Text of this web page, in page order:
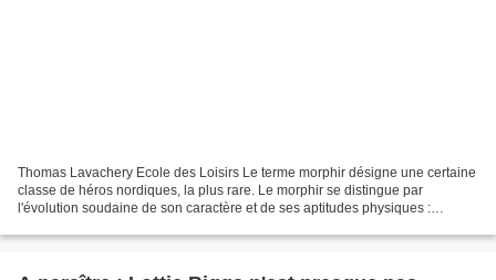
Thomas Lavachery Ecole des Loisirs Le terme morphir désigne une certaine
classe de héros nordiques, la plus rare. Le morphir se distingue par
l'évolution soudaine de son caractère et de ses aptitudes physiques :